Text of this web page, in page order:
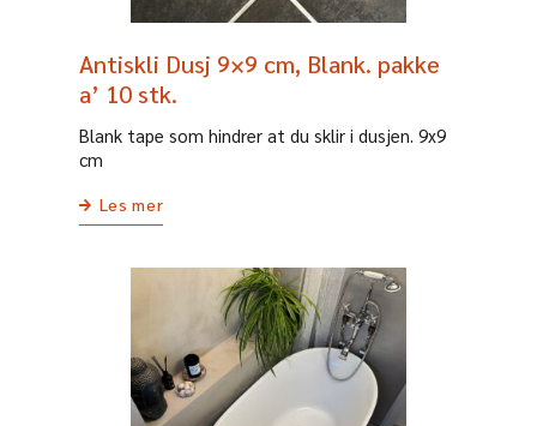
Antiskli Dusj 9×9 cm, Blank. pakke
a’ 10 stk.
Blank tape som hindrer at du sklir i dusjen. 9x9
cm
Les mer